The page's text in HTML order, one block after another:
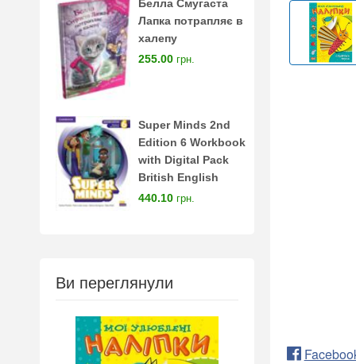
Белла Смугаста
Лапка потрапляє в
халепу
255.00 грн.
Super Minds 2nd
Edition 6 Workbook
with Digital Pack
British English
440.10 грн.
Ви переглянули